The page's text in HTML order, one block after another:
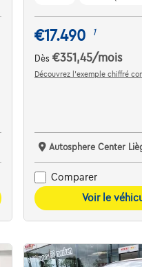
€17.490 1
Dès€351,45/mois
Découvrez l’exemple chiffré
Autosphere Center
Comparer
Voir le